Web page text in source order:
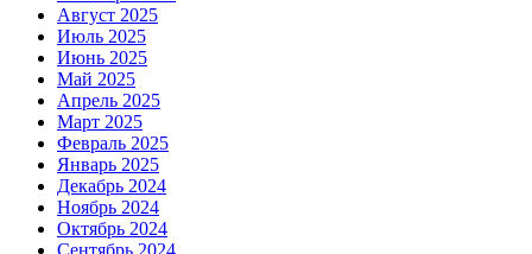
Август 2025
Июль 2025
Июнь 2025
Май 2025
Апрель 2025
Март 2025
Февраль 2025
Январь 2025
Декабрь 2024
Ноябрь 2024
Октябрь 2024
Сентябрь 2024